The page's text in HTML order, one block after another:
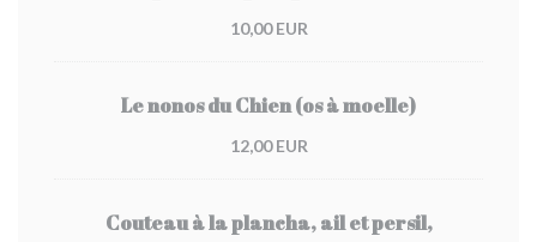
10,00 EUR
Le nonos du Chien (os à moelle)
12,00 EUR
Couteau à la plancha, ail et persil,